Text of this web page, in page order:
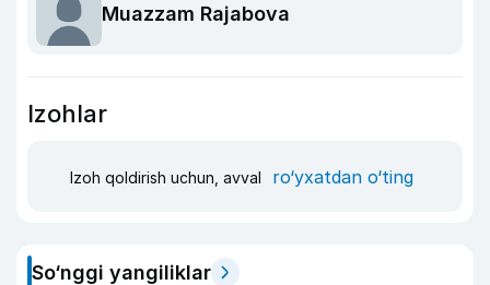
Muazzam Rajabova
Izohlar
Izoh qoldirish uchun, avval ro‘yxatdan o‘ting
So‘nggi yangiliklar